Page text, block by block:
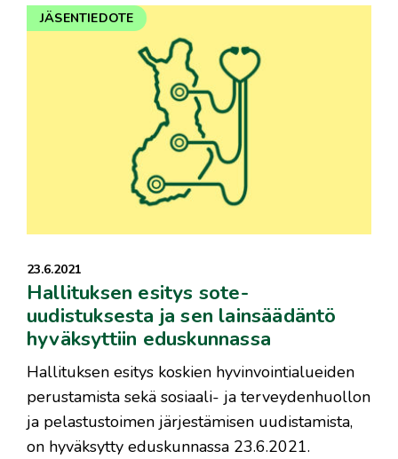
JÄSENTIEDOTE
23.6.2021
Hallituksen esitys sote-
uudistuksesta ja sen lainsäädäntö
hyväksyttiin eduskunnassa
Hallituksen esitys koskien hyvinvointialueiden
perustamista sekä sosiaali- ja terveydenhuollon
ja pelastustoimen järjestämisen uudistamista,
on hyväksytty eduskunnassa 23.6.2021.